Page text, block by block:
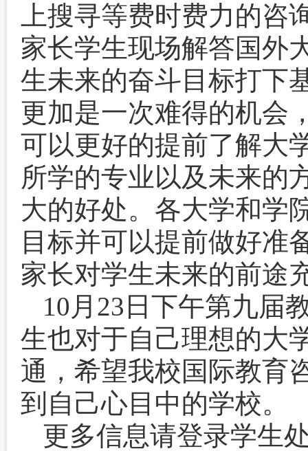
上搜寻等费时费力的
家长学生现场解答国外
生未来的奋斗目标打下
更加是一次难得的机会
可以更好的提前了解大
所学的专业以及未来的
大的好处。各大学和学
目标并可以提前做好准
家长对学生未来的前途
10月23日下午第九届
生也对于自己理想的大
通，希望我校国际教育
到自己心目中的学校。
更多信息请登录学生